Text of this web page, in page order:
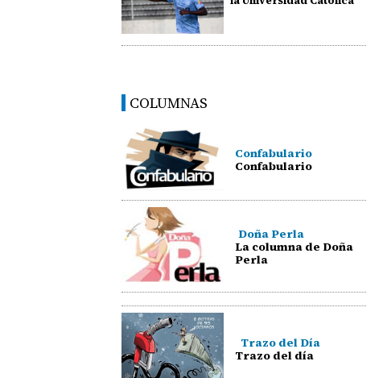
COLUMNAS
Confabulario
Confabulario
Doña Perla
La columna de Doña
Perla
Trazo del Día
Trazo del día